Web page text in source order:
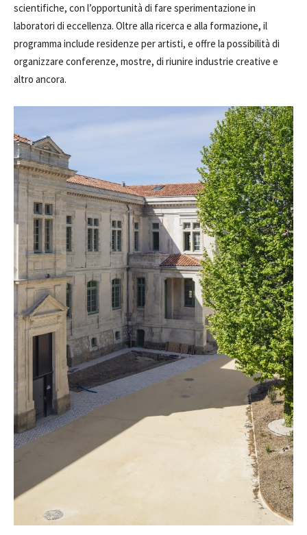
scientifiche, con l’opportunità di fare sperimentazione in
laboratori di eccellenza. Oltre alla ricerca e alla formazione, il
programma include residenze per artisti, e offre la possibilità di
organizzare conferenze, mostre, di riunire industrie creative e
altro ancora.